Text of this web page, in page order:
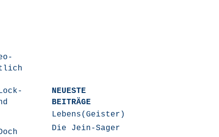
NEUESTE
BEITRÄGE
Lebens(Geister)Geschichten
Die Jein-Sager